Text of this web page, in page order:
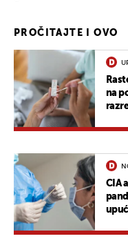
PROČITAJTE I OVO
na
CIA